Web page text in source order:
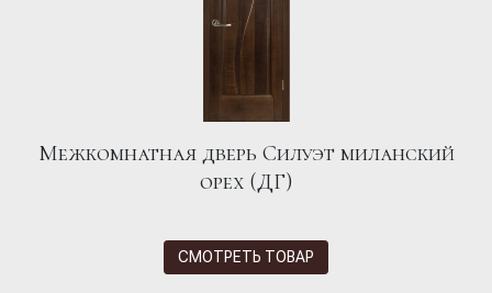
Межкомнатная дверь Силуэт миланский
орех (ДГ)
СМОТРЕТЬ ТОВАР